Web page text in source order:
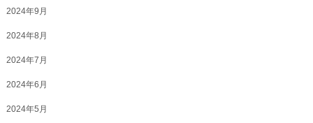
2024年9月
2024年8月
2024年7月
2024年6月
2024年5月